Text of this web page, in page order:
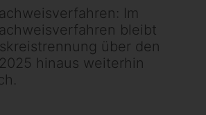
Im
bleibt
über den
hinaus weiterhin